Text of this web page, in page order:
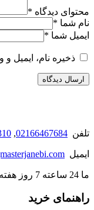
محتوای دیدگاه *
نام شما *
ایمیل شما *
ذخیره نام، ایمیل
تلفن 02166467684
,
ایمیل
ما 24 ساعته 7 روز هفته پاسخگوی شما هستیم. (برای ویرایش این متن به پیکربندی پوسته > تب برچسب‌ها مراجعه نمایید.)
راهنمای خرید